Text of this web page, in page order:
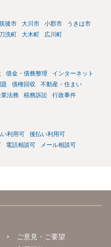
後市 大川市 小郡市
うきは市
洗町 大木町 広川町
借金・債務整理
インターネット
債権回収
不動産・住まい
法務 税務訴訟 行政事件
利用可
後払い利用可
電話相談可
メール相談可
ご意見・ご要望